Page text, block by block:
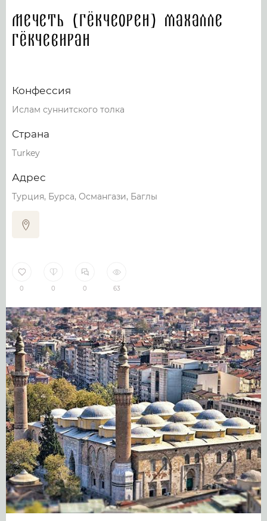
Мечеть (Гёкчеорен) махалле
Гёкчевиран
Конфессия
Ислам суннитского толка
Страна
Turkey
Адрес
Турция, Бурса, Османгази, Баглы
0 0 0 63